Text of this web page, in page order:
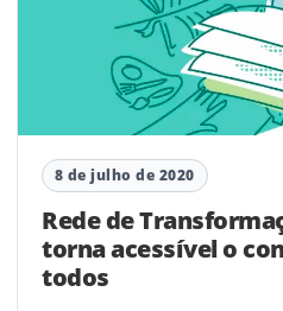
8 de julho de 2020
Rede de
torna acessível o
todos